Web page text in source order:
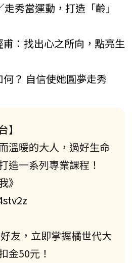
秀當運動，打造「齡」
：找出心之所向，點亮生
？ 自信使她圓夢走秀
】
溫暖的大人，過好生命
造一系列專業課程！
》
友，立即掌握橘世代大
金50元！